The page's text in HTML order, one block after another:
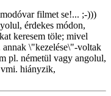
filmet se!... ;-)))
érdekes módon,
keresem töle; mivel
\"kezelése\"-voltak
pl. németül vagy angolul,
hiányzik,